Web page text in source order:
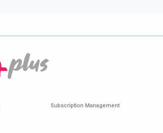
Subscription Management